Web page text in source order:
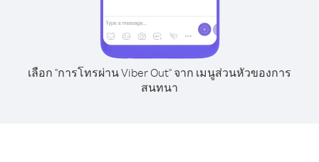
เลือก "การโทรผ่าน Viber Out" จาก เมนูส่วนหัวของการ
สนทนา